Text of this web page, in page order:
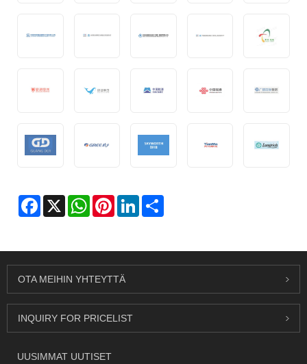
Facebook
X WhatsAppPinterestLinkedIn
OTA MEIHIN YHTEYTTÄ
INQUIRY FOR PRICELIST
UUSIMMAT UUTISET